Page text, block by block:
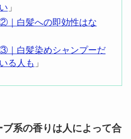
」
｜白髪への即効性はな
｜白髪染めシャンプーだ
る人も 」
系の香りは人によって合